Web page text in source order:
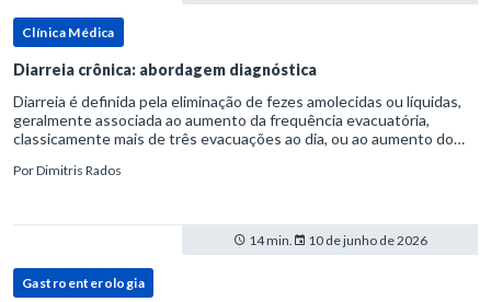
Clínica Médica
Diarreia crônica: abordagem diagnóstica
Diarreia é definida pela eliminação de fezes amolecidas ou líquidas,
geralmente associada ao aumento da frequência evacuatória,
classicamente mais de três evacuações ao dia, ou ao aumento do
PorDimitris Rados
14 min. 10 de junho de 2026
Gastroenterologia